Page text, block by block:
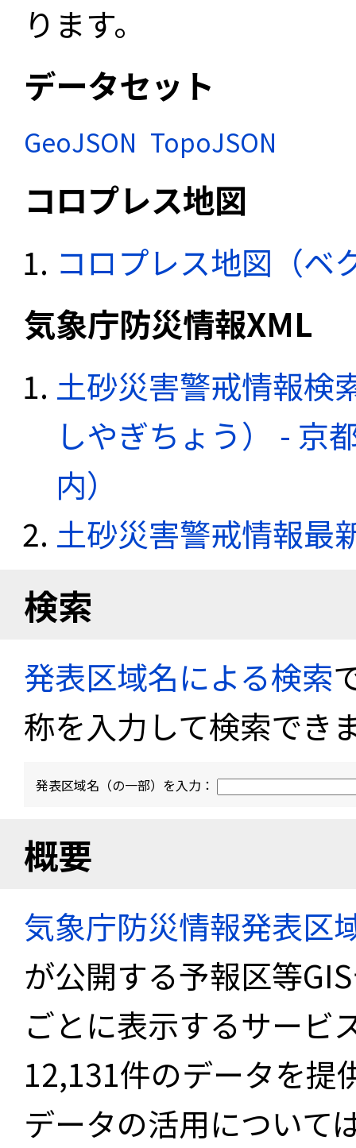
ります。
データセット
GeoJSON TopoJSON
コロプレス地図
コロプレス地図（ベ
気象庁防災情報XML
土砂災害警戒情報検
しやぎちょう） - 京
内）
土砂災害警戒情報最
検索
発表区域名による検索
称を入力して検索でき
発表区域名（の一部）を入力：
概要
気象庁防災情報発表区
が公開する予報区等
ごとに表示するサービ
12,131件のデータを提
データの活用について